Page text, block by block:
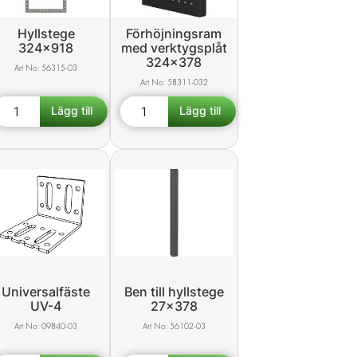
Hyllstege
324x918
56315-03
Förhöjningsram
med verktygsplåt
324x378
58311-032
Universalfäste
UV-4
09840-03
Ben till hyllstege
27x378
56102-03